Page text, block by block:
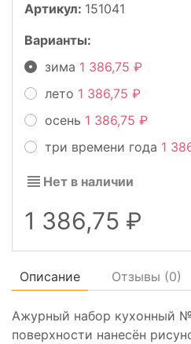
Артикул: 151041
Варианты:
зима 1 386,75
лето 1 386,75
осень 1 386,75
три времени года 1
Нет в наличии
1 386,75
Описание Отзывы (0)
Ажурный набор кухонный
поверхности нанесён